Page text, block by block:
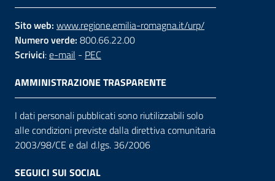
Sito web: www.regione.emilia-romagna.it/urp/
Numero verde: 800.66.22.00
Scrivici:e-mail - PEC
AMMINISTRAZIONE TRASPARENTE
I dati personali pubblicati sono riutilizzabili solo
alle condizioni previste dalla direttiva comunitaria
2003/98/CE e dal d.lgs. 36/2006
SEGUICI SUI SOCIAL